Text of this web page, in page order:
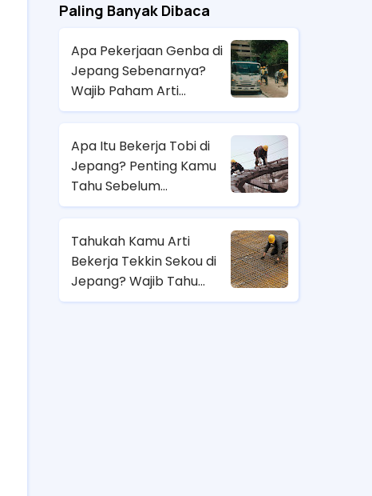
Paling Banyak Dibaca
Apa Pekerjaan Genba di
Jepang Sebenarnya?
Wajib Paham Arti
Pekerjaannya Sebelum
Apa Itu Bekerja Tobi di
Jepang? Penting Kamu
Tahu Sebelum
Berangkat Magang Kerja
Tahukah Kamu Arti
Bekerja Tekkin Sekou di
Jepang? Wajib Tahu
Sebelum Pilih Job